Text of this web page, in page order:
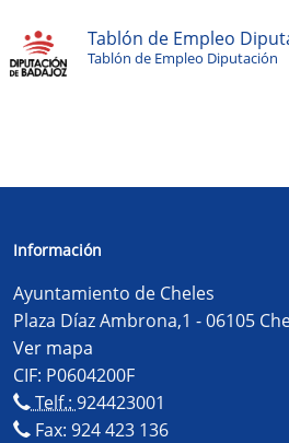
Tablón de Empleo
Tablón de Empleo Diputación
Información
Ayuntamiento de Cheles
Plaza Díaz Ambrona,1 - 06105
Ver mapa
CIF: P0604200F
Telf.: 924423001
Fax: 924 423 136